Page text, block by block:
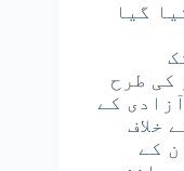
گیا
کی طرح
کے
خلاف
کے